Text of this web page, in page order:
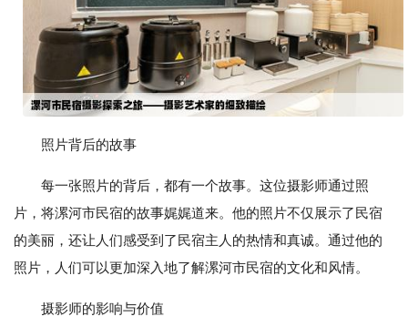
照片背后的故事
每一张照片的背后，都有一个故事。这位摄影师通过照
片，将漯河市民宿的故事娓娓道来。他的照片不仅展示了民宿
的美丽，还让人们感受到了民宿主人的热情和真诚。通过他的
照片，人们可以更加深入地了解漯河市民宿的文化和风情。
摄影师的影响与价值